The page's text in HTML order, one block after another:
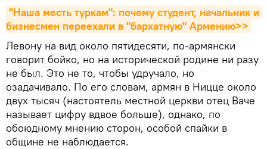
"Наша месть туркам": почему студент, начальник и
бизнесмен переехали в "бархатную" Армению>>
Левону на вид около пятидесяти, по-армянски
говорит бойко, но на исторической родине ни разу
не был. Это не то, чтобы удручало, но
озадачивало. По его словам, армян в Ницце около
двух тысяч (настоятель местной церкви отец Ваче
называет цифру вдвое больше), однако, по
обоюдному мнению сторон, особой спайки в
общине не наблюдается.